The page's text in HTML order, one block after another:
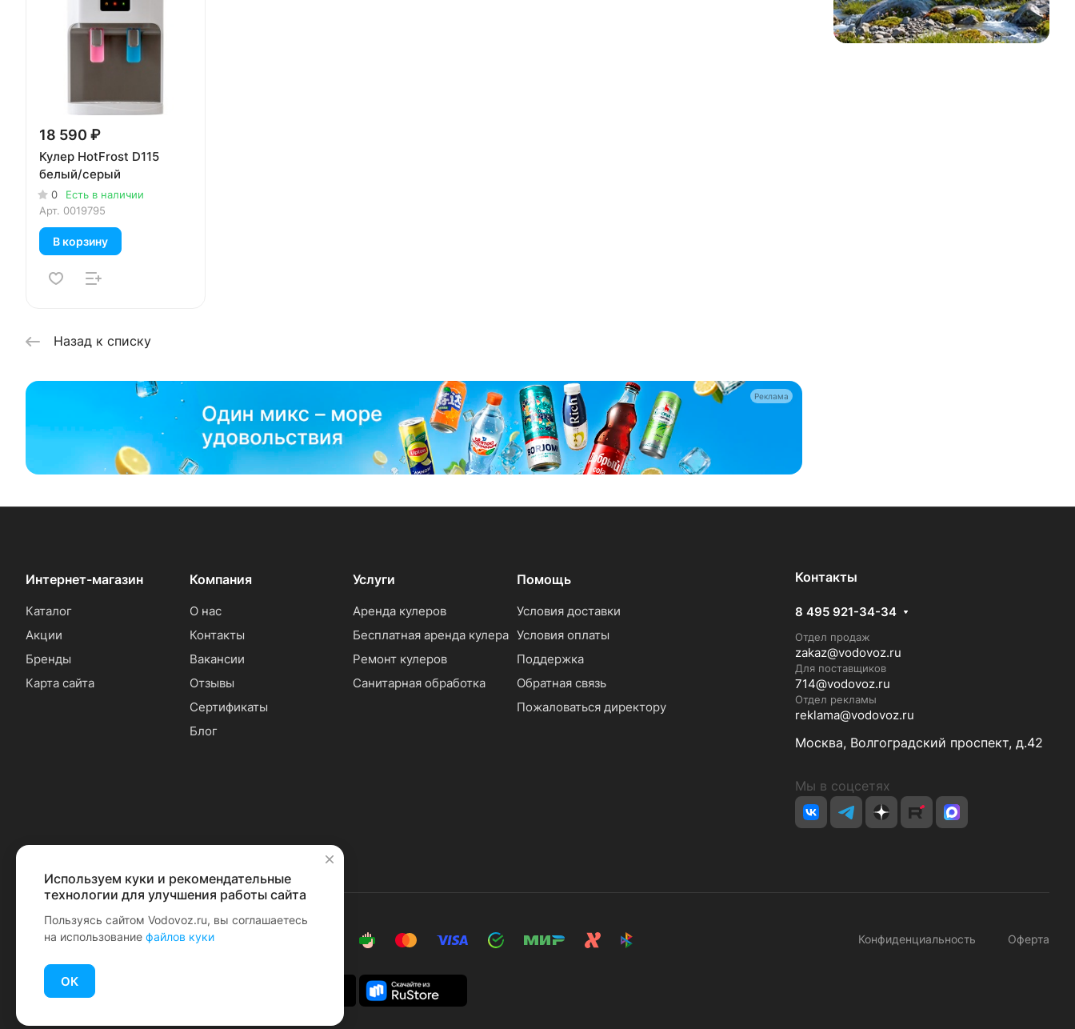
18 590 ₽
Кулер HotFrost D115
белый/серый
0
Есть в наличии
Арт. 0019795
В корзину
Назад к списку
Реклама
Интернет-магазин
Каталог
Акции
Бренды
Карта сайта
Компания
О нас
Контакты
Вакансии
Отзывы
Сертификаты
Блог
Услуги
Аренда кулеров
Бесплатная аренда кулера
Ремонт кулеров
Санитарная обработка
Помощь
Условия доставки
Условия оплаты
Поддержка
Обратная связь
Пожаловаться директору
Контакты
8 495 921-34-34
Отдел продаж
zakaz@vodovoz.ru
Для поставщиков
714@vodovoz.ru
Отдел рекламы
reklama@vodovoz.ru
Москва, Волгоградский проспект, д.42
Мы в соцсетях
© 2026 Водовоз.RU Конфиденциальность Оферта
✕
Используем куки и рекомендательные
технологии для улучшения работы сайта
Пользуясь сайтом Vodovoz.ru, вы соглашаетесь
на использование файлов куки
ОК